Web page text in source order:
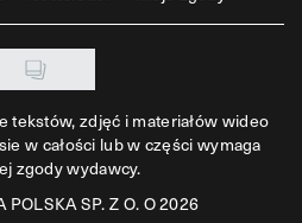
tekstów, zdjęć i materiałów wideo
w całości lub w części wymaga
zgody wydawcy.
SP. Z O. O 2026